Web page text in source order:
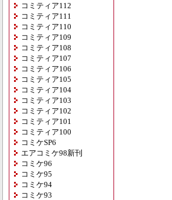
コミティア112
コミティア111
コミティア110
コミティア109
コミティア108
コミティア107
コミティア106
コミティア105
コミティア104
コミティア103
コミティア102
コミティア101
コミティア100
コミケSP6
エアコミケ98新刊
コミケ96
コミケ95
コミケ94
コミケ93